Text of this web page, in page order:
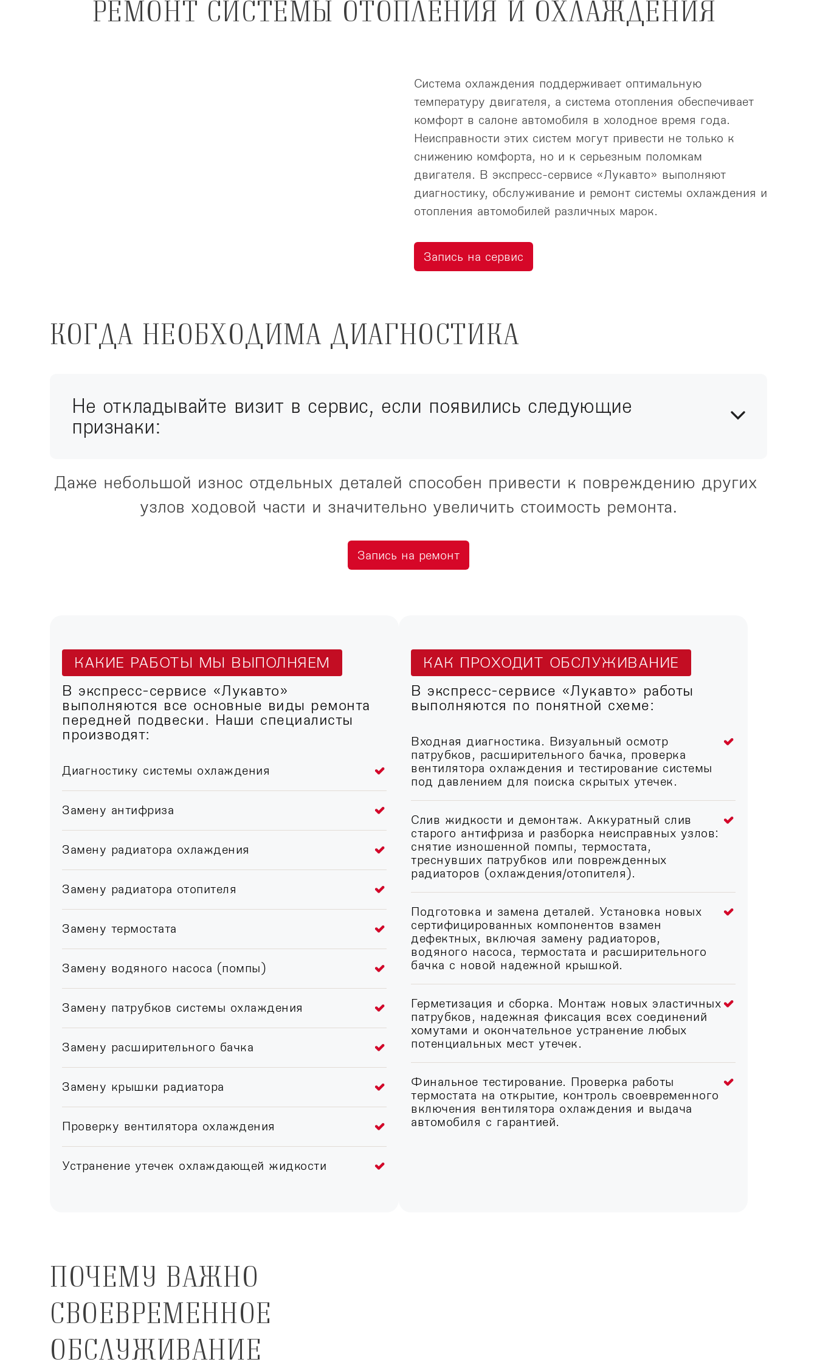
РЕМОНТ СИСТЕМЫ ОТОПЛЕНИЯ И ОХЛАЖДЕНИЯ
Система охлаждения поддерживает оптимальную
температуру двигателя, а система отопления обеспечивает
комфорт в салоне автомобиля в холодное время года.
Неисправности этих систем могут привести не только к
снижению комфорта, но и к серьезным поломкам
двигателя. В экспресс-сервисе «Лукавто» выполняют
диагностику, обслуживание и ремонт системы охлаждения и
отопления автомобилей различных марок.
Запись на сервис
КОГДА НЕОБХОДИМА ДИАГНОСТИКА
Не откладывайте визит в сервис, если появились следующие
признаки:
Даже небольшой износ отдельных деталей способен привести к повреждению других
узлов ходовой части и значительно увеличить стоимость ремонта.
Запись на ремонт
КАКИЕ РАБОТЫ МЫ ВЫПОЛНЯЕМ
В экспресс-сервисе «Лукавто»
выполняются все основные виды ремонта
передней подвески. Наши специалисты
производят:
Диагностику системы охлаждения
Замену антифриза
Замену радиатора охлаждения
Замену радиатора отопителя
Замену термостата
Замену водяного насоса (помпы)
Замену патрубков системы охлаждения
Замену расширительного бачка
Замену крышки радиатора
Проверку вентилятора охлаждения
Устранение утечек охлаждающей жидкости
КАК ПРОХОДИТ ОБСЛУЖИВАНИЕ
В экспресс-сервисе «Лукавто» работы
выполняются по понятной схеме:
Входная диагностика. Визуальный осмотр
патрубков, расширительного бачка, проверка
вентилятора охлаждения и тестирование системы
под давлением для поиска скрытых утечек.
Слив жидкости и демонтаж. Аккуратный слив
старого антифриза и разборка неисправных узлов:
снятие изношенной помпы, термостата,
треснувших патрубков или поврежденных
радиаторов (охлаждения/отопителя).
Подготовка и замена деталей. Установка новых
сертифицированных компонентов взамен
дефектных, включая замену радиаторов,
водяного насоса, термостата и расширительного
бачка с новой надежной крышкой.
Герметизация и сборка. Монтаж новых эластичных
патрубков, надежная фиксация всех соединений
хомутами и окончательное устранение любых
потенциальных мест утечек.
Финальное тестирование. Проверка работы
термостата на открытие, контроль своевременного
включения вентилятора охлаждения и выдача
автомобиля с гарантией.
ПОЧЕМУ ВАЖНО
СВОЕВРЕМЕННОЕ
ОБСЛУЖИВАНИЕ